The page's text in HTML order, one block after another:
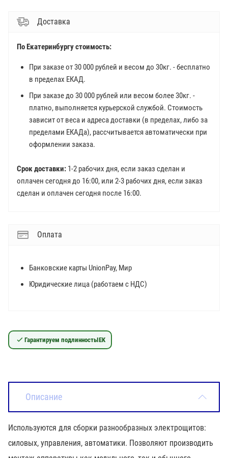
Доставка
По Екатеринбургу стоимость:
При заказе от 30 000 рублей и весом до 30кг. - бесплатно
в пределах ЕКАД.
При заказе до 30 000 рублей или весом более 30кг. -
платно, выполняется курьерской службой. Стоимость
зависит от веса и адреса доставки (в пределах, либо за
пределами ЕКАДа), рассчитывается автоматически при
оформлении заказа.
Срок доставки: 1-2 рабочих дня, если заказ сделан и
оплачен сегодня до 16:00, или 2-3 рабочих дня, если заказ
сделан и оплачен сегодня после 16:00.
Оплата
Банковские карты UnionPay, Мир
Юридические лица (работаем с НДС)
Гарантируем подлинностьIEK
Описание
Используются для сборки разнообразных электрощитов:
силовых, управления, автоматики. Позволяют производить